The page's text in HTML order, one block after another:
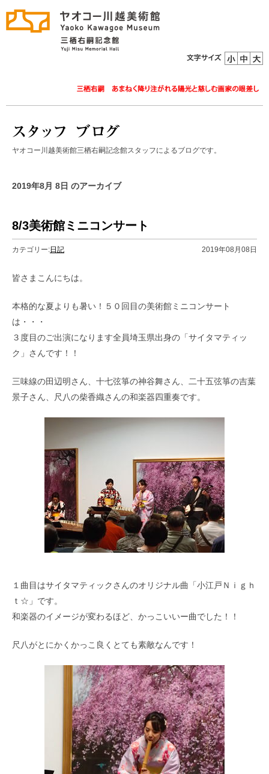
ヤオコー川越美術館三栖右嗣記念館スタッフによるブログです。
2019年8月 8日 のアーカイブ
8/3美術館ミニコンサート
カテゴリー:日記 2019年08月08日
皆さまこんにちは。
本格的な夏よりも暑い！５０回目の美術館ミニコンサート
は・・・
３度目のご出演になります全員埼玉県出身の「サイタマティッ
ク」さんです！！
三味線の田辺明さん、十七弦箏の神谷舞さん、二十五弦箏の吉葉
景子さん、尺八の柴香織さんの和楽器四重奏です。
１曲目はサイタマティックさんのオリジナル曲「小江戸Ｎｉｇｈ
ｔ☆」です。
和楽器のイメージが変わるほど、かっこいいー曲でした！！
尺八がとにかくかっこ良くとても素敵なんです！